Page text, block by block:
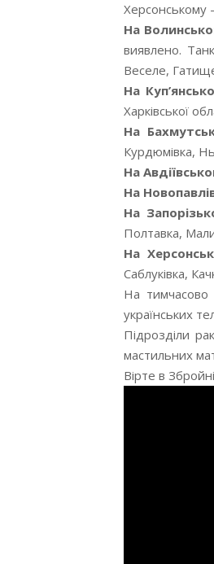
Херсонському
На
виявлено.
Веселе,
На
Харківської
На
Курдюмівка,
На
На
На
Полтавка,
На
Саблуківка,
На тимчасово
українських
Підрозділи
мастильних
Вірте в